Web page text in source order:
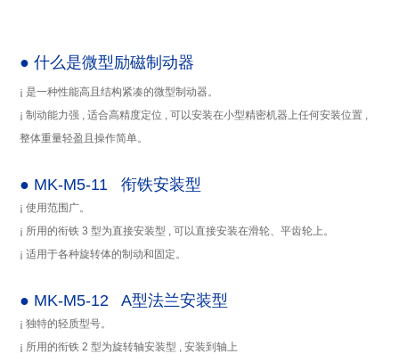
●什么是微型励磁制动器
¡ 是一种性能高且结构紧凑的微型制动器。
¡ 制动能力强 , 适合高精度定位 , 可以安装在小型精密机器上任何安装位置 ,
整体重量轻盈且操作简单。
● MK-M5-11 衔铁安装型
¡ 使用范围广。
¡ 所用的衔铁 3 型为直接安装型 , 可以直接安装在滑轮、平齿轮上。
¡ 适用于各种旋转体的制动和固定。
● MK-M5-12 A型法兰安装型
¡ 独特的轻质型号。
¡ 所用的衔铁 2 型为旋转轴安装型 , 安装到轴上